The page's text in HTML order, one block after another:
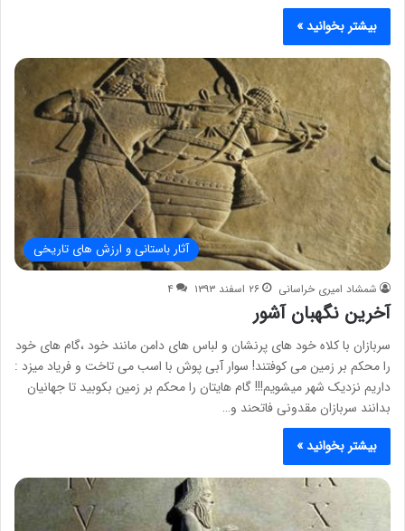
بیشتر بخوانید »
آثار باستانی و ارزش های تاریخی
شمشاد امیری خراسانی ۲۶ اسفند ۱۳۹۳ ۴
آخرین نگهبان آشور
سربازان با کلاه خود های پرنشان و لباس های دامن مانند خود ،گام های خود
را محکم بر زمین می کوفتند! سوار آبی پوش با اسب می تاخت و فریاد میزد :
داریم نزدیک شهر میشویم!!! گام هایتان را محکم بر زمین بکوبید تا جهانیان
بدانند سربازان مقدونی فاتحند و…
بیشتر بخوانید »